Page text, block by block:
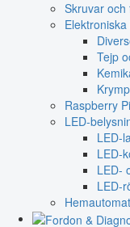
Skruvar och
Tejp
Raspberry Pi
LED-
LED-
LED-
LED-
LED-